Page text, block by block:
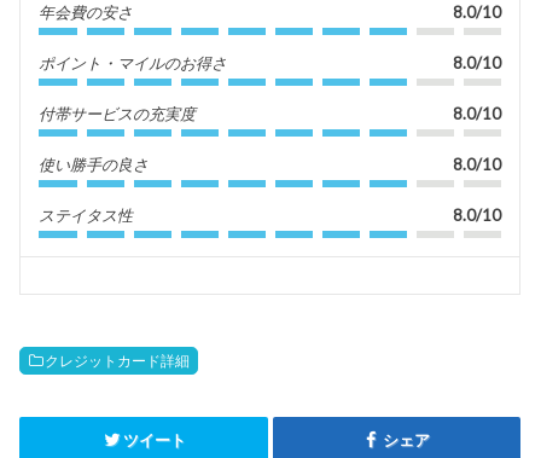
年会費の安さ 8.0/10
ポイント・マイルのお得さ 8.0/10
付帯サービスの充実度 8.0/10
使い勝手の良さ 8.0/10
ステイタス性 8.0/10
クレジットカード詳細
ツイート シェア